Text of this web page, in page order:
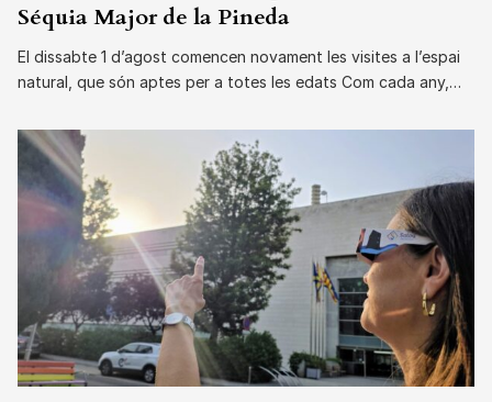
Séquia Major de la Pineda
El dissabte 1 d’agost comencen novament les visites a l’espai
natural, que són aptes per a totes les edats Com cada any,…